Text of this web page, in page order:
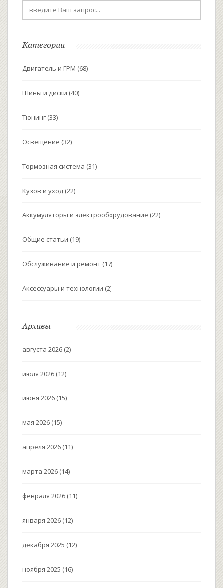
Категории
Двигатель и ГРМ (68)
Шины и диски (40)
Тюнинг (33)
Освещение (32)
Тормозная система (31)
Кузов и уход (22)
Аккумуляторы и электрооборудование (22)
Общие статьи (19)
Обслуживание и ремонт (17)
Аксессуары и технологии (2)
Архивы
августа 2026 (2)
июля 2026 (12)
июня 2026 (15)
мая 2026 (15)
апреля 2026 (11)
марта 2026 (14)
февраля 2026 (11)
января 2026 (12)
декабря 2025 (12)
ноября 2025 (16)